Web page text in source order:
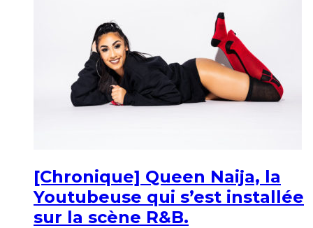
[Chronique] Queen Naija, la
Youtubeuse qui s’est installée
sur la scène R&B.